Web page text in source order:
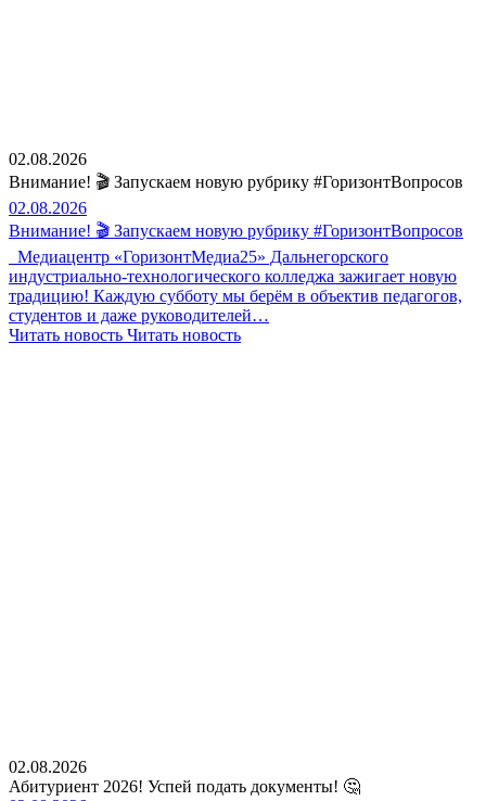
02.08.2026
Внимание! 🎬 Запускаем новую рубрику #ГоризонтВопросов
02.08.2026
Внимание! 🎬 Запускаем новую рубрику #ГоризонтВопросов
Медиацентр «ГоризонтМедиа25» Дальнегорского
индустриально-технологического колледжа зажигает новую
традицию! Каждую субботу мы берём в объектив педагогов,
студентов и даже руководителей…
Читать новость Читать новость
02.08.2026
Абитуриент 2026! Успей подать документы! 🤔